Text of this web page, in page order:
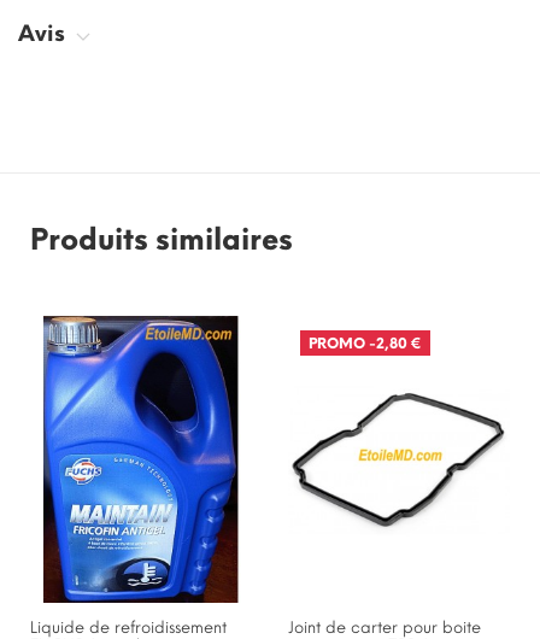
Avis
Produits similaires
Liquide de refroidissement
PROMO -2,80 €
Joint de carter pour boite